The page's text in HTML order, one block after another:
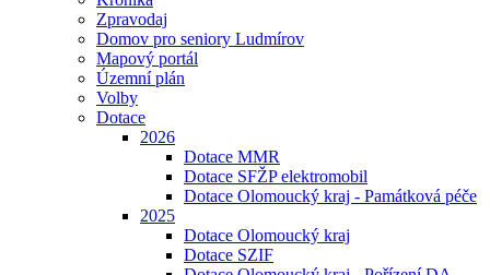
Zpravodaj
Domov pro seniory Ludmírov
Mapový portál
Územní plán
Volby
Dotace
2026
Dotace MMR
Dotace SFŽP elektromobil
Dotace Olomoucký kraj - Památková péče
2025
Dotace Olomoucký kraj
Dotace SZIF